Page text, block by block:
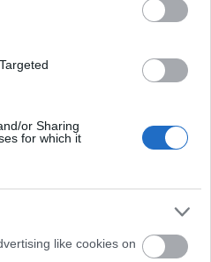
or Sharing
for which it
like cookies on
napjukat a suliban
területét a
számít. A történet